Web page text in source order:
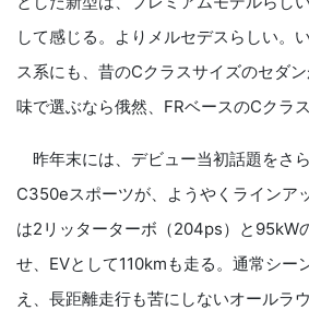
して感じる。よりメルセデスらしい。
ス系にも、昔のCクラスサイズのセダ
味で選ぶなら俄然、FRベースのCクラス
昨年末には、デビュー当初話題をさら
C350eスポーツが、ようやくラインア
は2リッターターボ（204ps）と95kW
せ、EVとして110kmも走る。通常シー
え、長距離走行も苦にしないオールラ